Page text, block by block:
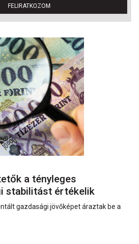
FELIRATKOZOM
a tényleges
stabilitást értékelik
gazdasági jövőképet áraztak be a